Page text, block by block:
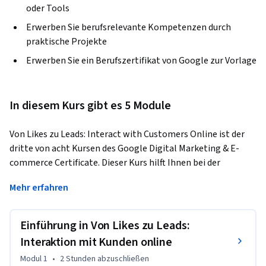
oder Tools
Erwerben Sie berufsrelevante Kompetenzen durch
praktische Projekte
Erwerben Sie ein Berufszertifikat von Google zur Vorlage
In diesem Kurs gibt es 5 Module
Von Likes zu Leads: Interact with Customers Online ist der
dritte von acht Kursen des Google Digital Marketing & E-
commerce Certificate. Dieser Kurs hilft Ihnen bei der
Media ist ein wichtiger digitaler Marketingkanal für viele
nutzen, um Kontakte zu knüpfen, mit Unternehmen zu
interagieren und Inhalte zu teilen. Keine digitale
Marketingstrategie ist vollständig ohne eine Online-
Markenpräsenz, auf der Kunden mit einer Marke in Kontakt
Mehr erfahren
Einführung in Von Likes zu Leads:
Interaktion mit Kunden online
Modul 1 • 2 Stunden abzuschließen